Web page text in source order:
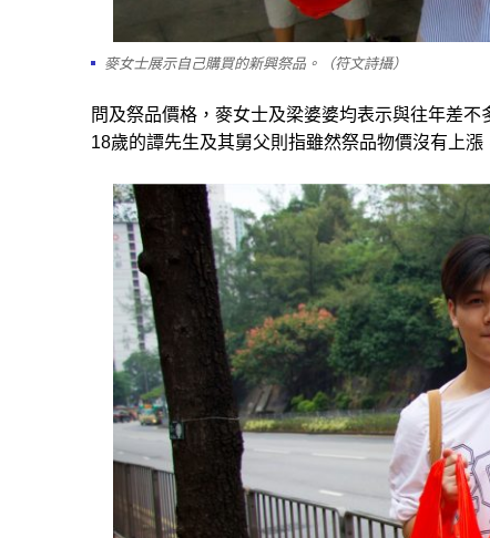
麥女士展示自己購買的新興祭品。（符文詩攝）
問及祭品價格，麥女士及梁婆婆均表示與往年差
18歲的譚先生及其舅父則指雖然祭品物價沒有上